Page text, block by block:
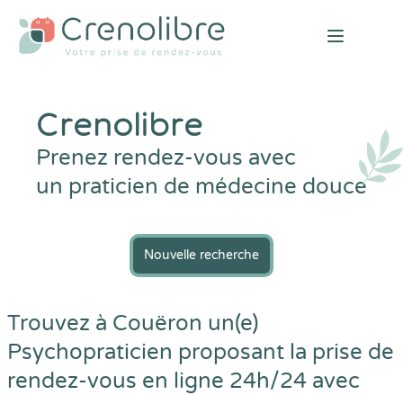
Open
Crenolibre
Prenez rendez-vous avec
un praticien de médecine douce
Nouvelle recherche
Trouvez à Couëron un(e)
Psychopraticien proposant la prise de
rendez-vous en ligne 24h/24 avec